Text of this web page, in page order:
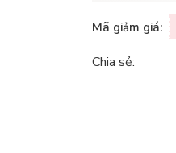
Mã giảm giá:
Chia sẻ: